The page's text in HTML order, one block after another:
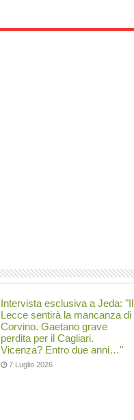
Intervista esclusiva a Jeda: "Il
Lecce sentirà la mancanza di
Corvino. Gaetano grave
perdita per il Cagliari.
Vicenza? Entro due anni…"
7 Luglio 2026